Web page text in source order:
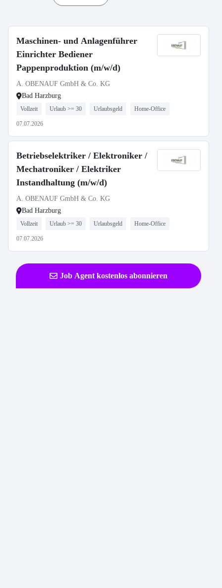
Maschinen- und Anlagenführer
Einrichter Bediener
Pappenproduktion (m/w/d)
A. OBENAUF GmbH & Co. KG
Bad Harzburg
Vollzeit Urlaub >= 30 Urlaubsgeld Home-Office
07.07.2026
Betriebselektriker / Elektroniker /
Mechatroniker / Elektriker
Instandhaltung (m/w/d)
A. OBENAUF GmbH & Co. KG
Bad Harzburg
Vollzeit Urlaub >= 30 Urlaubsgeld Home-Office
07.07.2026
Job Agent kostenlos abonnieren